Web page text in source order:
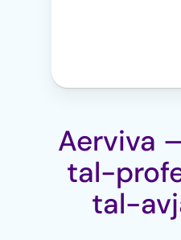
Aerviva
tal-
tal-